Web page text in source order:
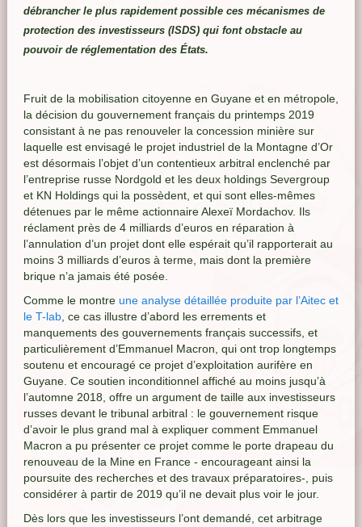
débrancher le plus rapidement possible ces mécanismes de
protection des investisseurs (ISDS) qui font obstacle au
pouvoir de réglementation des États.
Fruit de la mobilisation citoyenne en Guyane et en métropole,
la décision du gouvernement français du printemps 2019
consistant à ne pas renouveler la concession minière sur
laquelle est envisagé le projet industriel de la Montagne d’Or
est désormais l’objet d’un contentieux arbitral enclenché par
l’entreprise russe Nordgold et les deux holdings Severgroup
et KN Holdings qui la possèdent, et qui sont elles-mêmes
détenues par le même actionnaire Alexeï Mordachov. Ils
réclament près de 4 milliards d’euros en réparation à
l’annulation d’un projet dont elle espérait qu’il rapporterait au
moins 3 milliards d’euros à terme, mais dont la première
brique n’a jamais été posée.
Comme le montre une analyse détaillée produite par l’Aitec et
le T-lab, ce cas illustre d’abord les errements et
manquements des gouvernements français successifs, et
particulièrement d’Emmanuel Macron, qui ont trop longtemps
soutenu et encouragé ce projet d’exploitation aurifère en
Guyane. Ce soutien inconditionnel affiché au moins jusqu’à
l’automne 2018, offre un argument de taille aux investisseurs
russes devant le tribunal arbitral : le gouvernement risque
d’avoir le plus grand mal à expliquer comment Emmanuel
Macron a pu présenter ce projet comme le porte drapeau du
renouveau de la Mine en France - encourageant ainsi la
poursuite des recherches et des travaux préparatoires-, puis
considérer à partir de 2019 qu’il ne devait plus voir le jour.
Dès lors que les investisseurs l’ont demandé, cet arbitrage